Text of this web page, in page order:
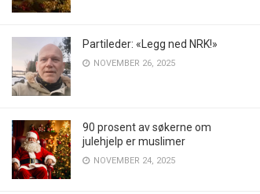
Partileder: «Legg ned NRK!»
NOVEMBER 26, 2025
90 prosent av søkerne om
julehjelp er muslimer
NOVEMBER 24, 2025